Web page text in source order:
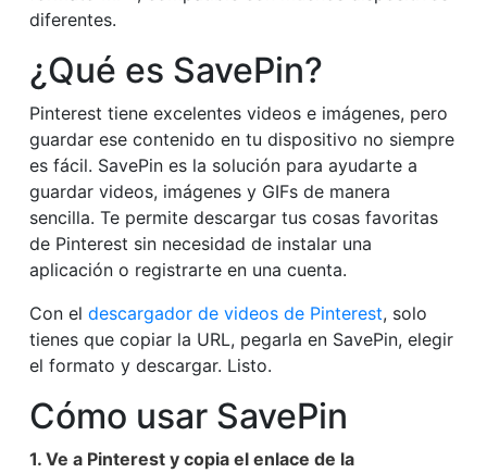
diferentes.
¿Qué es SavePin?
Pinterest tiene excelentes videos e imágenes, pero
guardar ese contenido en tu dispositivo no siempre
es fácil. SavePin es la solución para ayudarte a
guardar videos, imágenes y GIFs de manera
sencilla. Te permite descargar tus cosas favoritas
de Pinterest sin necesidad de instalar una
aplicación o registrarte en una cuenta.
Con el descargador de videos de Pinterest, solo
tienes que copiar la URL, pegarla en SavePin, elegir
el formato y descargar. Listo.
Cómo usar SavePin
1. Ve a Pinterest y copia el enlace de la